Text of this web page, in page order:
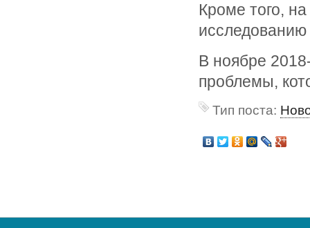
Кроме того,
исследованию
В ноябре
проблемы,
Тип поста: